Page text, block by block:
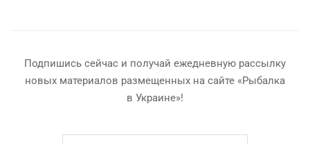
Подпишись сейчас и получай ежедневную рассылку
новых материалов размещенных на сайте «Рыбалка
в Украине»!